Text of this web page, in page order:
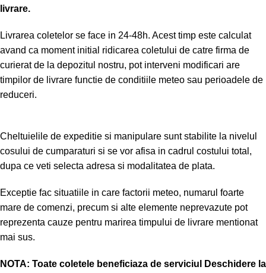
livrare.
Livrarea coletelor se face in 24-48h. Acest timp este calculat
avand ca moment initial ridicarea coletului de catre firma de
curierat de la depozitul nostru, pot interveni modificari are
timpilor de livrare functie de conditiile meteo sau perioadele de
reduceri.
Cheltuielile de expeditie si manipulare sunt stabilite la nivelul
cosului de cumparaturi si se vor afisa in cadrul costului total,
dupa ce veti selecta adresa si modalitatea de plata.
Exceptie fac situatiile in care factorii meteo, numarul foarte
mare de comenzi, precum si alte elemente neprevazute pot
reprezenta cauze pentru marirea timpului de livrare mentionat
mai sus.
NOTA: Toate coletele beneficiaza de serviciul Deschidere la